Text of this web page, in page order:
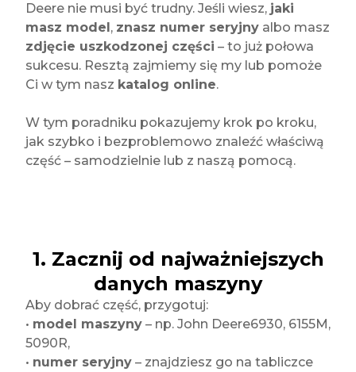
Deere nie musi być trudny. Jeśli wiesz, jaki
masz model, znasz numer seryjny albo masz
zdjęcie uszkodzonej części – to już połowa
sukcesu. Resztą zajmiemy się my lub pomoże
Ci w tym nasz katalog online.
W tym poradniku pokazujemy krok po kroku,
jak szybko i bezproblemowo znaleźć właściwą
część – samodzielnie lub z naszą pomocą.
1. Zacznij od najważniejszych
danych maszyny
Aby dobrać część, przygotuj:
• model maszyny – np. John Deere6930, 6155M,
5090R,
• numer seryjny – znajdziesz go na tabliczce